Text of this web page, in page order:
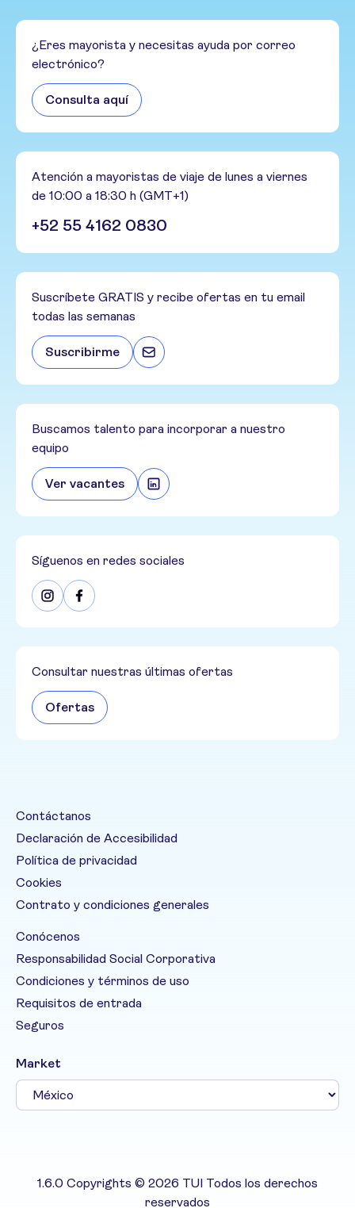
¿Eres mayorista y necesitas ayuda por correo
electrónico?
Consulta aquí
Atención a mayoristas de viaje de lunes a viernes
de 10:00 a 18:30 h (GMT+1)
+52 55 4162 0830
Suscríbete GRATIS y recibe ofertas en tu email
todas las semanas
Suscribirme
Buscamos talento para incorporar a nuestro
equipo
Ver vacantes
Síguenos en redes sociales
Consultar nuestras últimas ofertas
Ofertas
Contáctanos
Declaración de Accesibilidad
Política de privacidad
Cookies
Contrato y condiciones generales
Conócenos
Responsabilidad Social Corporativa
Condiciones y términos de uso
Requisitos de entrada
Seguros
Market
1.6.0 Copyrights © 2026 TUI Todos los derechos
reservados